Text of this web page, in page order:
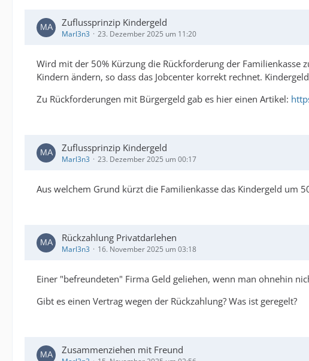
Zuflussprinzip Kindergeld
Marl3n3 23. Dezember 2025 um 11:20
Wird mit der 50% Kürzung die Rückforderung der Familienkasse
Kindern ändern, so dass das Jobcenter korrekt rechnet.
Zu Rückforderungen mit Bürgergeld gab es hier einen Artikel:
Zuflussprinzip Kindergeld
Marl3n3 23. Dezember 2025 um 00:17
Aus welchem Grund kürzt die Familienkasse das Kindergeld um
Rückzahlung Privatdarlehen
Marl3n3 16. November 2025 um 03:18
Einer "befreundeten" Firma Geld geliehen, wenn man ohnehin
Gibt es einen Vertrag wegen der Rückzahlung? Was ist geregelt?
Zusammenziehen mit Freund